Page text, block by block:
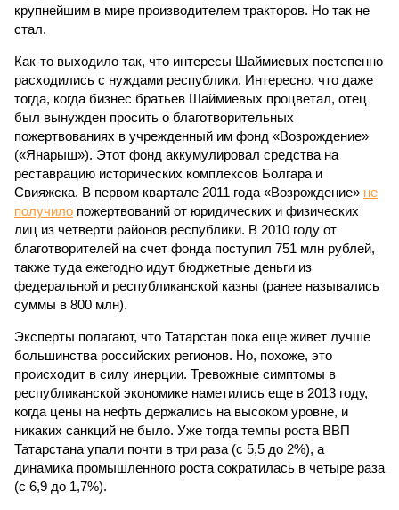
крупнейшим в мире производителем тракторов. Но так не
стал.
Как-то выходило так, что интересы Шаймиевых постепенно
расходились с нуждами республики. Интересно, что даже
тогда, когда бизнес братьев Шаймиевых процветал, отец
был вынужден просить о благотворительных
пожертвованиях в учрежденный им фонд «Возрождение»
(«Янарыш»). Этот фонд аккумулировал средства на
реставрацию исторических комплексов Болгара и
Свияжска. В первом квартале 2011 года «Возрождение» не
получило пожертвований от юридических и физических
лиц из четверти районов республики. В 2010 году от
благотворителей на счет фонда поступил 751 млн рублей,
также туда ежегодно идут бюджетные деньги из
федеральной и республиканской казны (ранее назывались
суммы в 800 млн).
Эксперты полагают, что Татарстан пока еще живет лучше
большинства российских регионов. Но, похоже, это
происходит в силу инерции. Тревожные симптомы в
республиканской экономике наметились еще в 2013 году,
когда цены на нефть держались на высоком уровне, и
никаких санкций не было. Уже тогда темпы роста ВВП
Татарстана упали почти в три раза (с 5,5 до 2%), а
динамика промышленного роста сократилась в четыре раза
(с 6,9 до 1,7%).